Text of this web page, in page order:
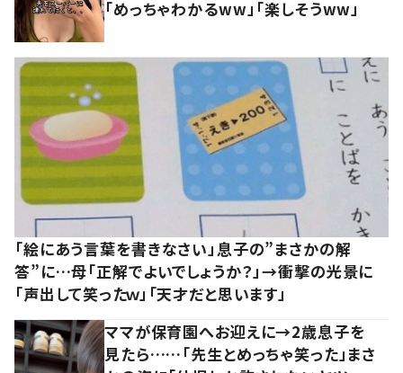
「めっちゃわかるww」「楽しそうww」
「絵にあう言葉を書きなさい」息子の”まさかの解
答”に…母「正解でよいでしょうか？」→衝撃の光景に
「声出して笑ったｗ」「天才だと思います」
ママが保育園へお迎えに→2歳息子を
見たら……「先生とめっちゃ笑った」まさ